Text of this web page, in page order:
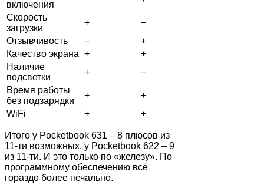
включения
Скорость
загрузки
+
−
Отзывчивость
−
+
Качество экрана +
+
Наличие
подсветки
+
−
Время работы
без подзарядки
+
+
WiFi
+ +
Итого у Pocketbook 631 – 8 плюсов из
11-ти возможных, у Pocketbook 622 – 9
из 11-ти. И это только по «железу». По
программному обеспечению всё
гораздо более печально.